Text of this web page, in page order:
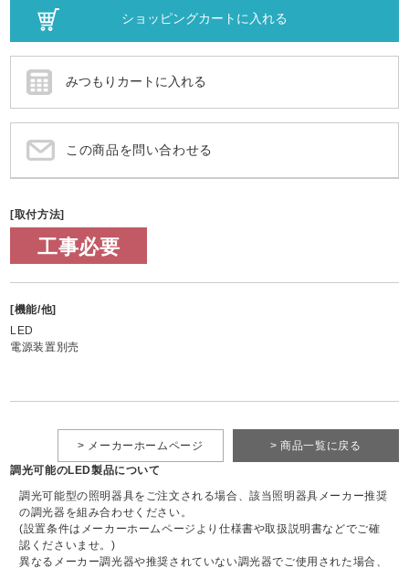
この商品を問い合わせる
[取付方法]
工事必要
[機能/他]
LED
電源装置別売
> 商品一覧に戻る
> メーカーホームページ
調光可能のLED製品について
調光可能型の照明器具をご注文される場合、該当照明器具メーカー推奨
の調光器を組み合わせください。
(設置条件はメーカーホームページより仕様書や取扱説明書などでご確
認くださいませ。)
異なるメーカー調光器や推奨されていない調光器でご使用された場合、